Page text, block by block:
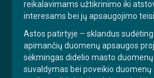
reikalavimams užtikrinimo iki
interesams bei jų apsaugojimo
Astos patirtyje – sklandus
apimančių duomenų apsaugos
sėkmingas didelio masto
suvaldymas bei poveikio